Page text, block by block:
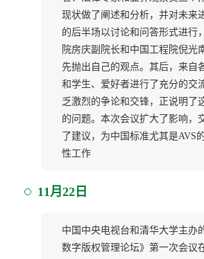
现状做了阐述和分析，并对未来
的后半场以讨论和问答形式进行
院房庆副院长和中国工程院倪光
先抛出自己的观点。其后，来自
和学生、爱好者进行了充分的交
乏激烈的争论和交锋，正说明了
的问题。本次会议扩大了影响，
了建议，为中国标准尤其是AVS
性工作
11月22日
中国中央电视台和清华大学主办
数字版权管理论坛》第一次会议